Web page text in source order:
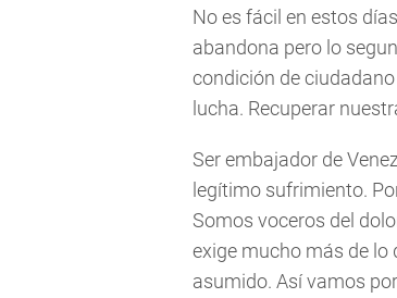
No es fácil en estos
abandona pero lo
condición de
lucha. Recuperar
Ser embajador de
legítimo sufrimiento.
Somos voceros del
exige mucho más de lo
asumido. Así vamos